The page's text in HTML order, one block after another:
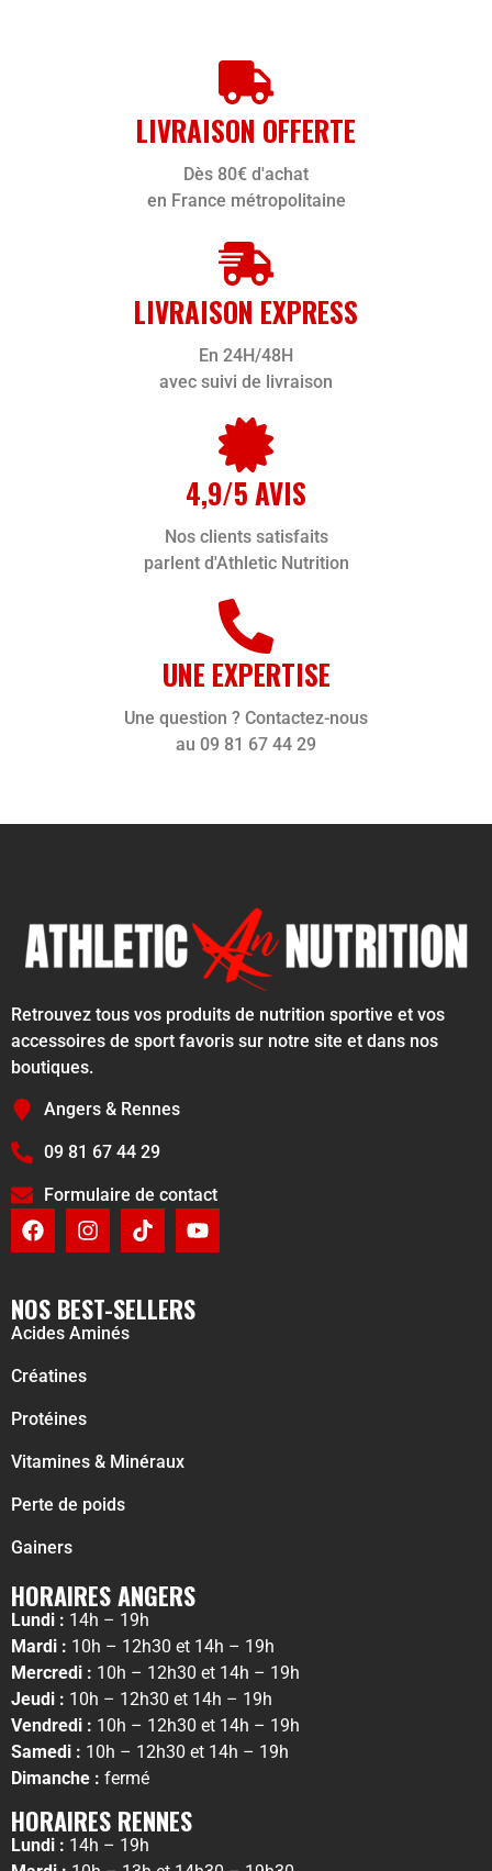
LIVRAISON OFFERTE
Dès 80€ d'achat
en France métropolitaine
LIVRAISON EXPRESS
En 24H/48H
avec suivi de livraison
4,9/5 AVIS
Nos clients satisfaits
parlent d'Athletic Nutrition
UNE EXPERTISE
Une question ? Contactez-nous
au 09 81 67 44 29
Retrouvez tous vos produits de nutrition sportive et vos
accessoires de sport favoris sur notre site et dans nos
boutiques.
Angers & Rennes
09 81 67 44 29
Formulaire de contact
NOS BEST-SELLERS
Acides Aminés
Créatines
Protéines
Vitamines & Minéraux
Perte de poids
Gainers
HORAIRES ANGERS
Lundi : 14h – 19h
Mardi : 10h – 12h30 et 14h – 19h
Mercredi : 10h – 12h30 et 14h – 19h
Jeudi : 10h – 12h30 et 14h – 19h
Vendredi : 10h – 12h30 et 14h – 19h
Samedi : 10h – 12h30 et 14h – 19h
Dimanche : fermé
HORAIRES RENNES
Lundi : 14h – 19h